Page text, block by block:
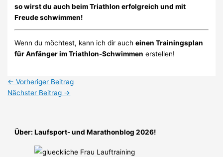
so wirst du auch beim Triathlon erfolgreich und mit
Freude schwimmen!
Wenn du möchtest, kann ich dir aucheinen Trainingsplan
für Anfänger im Triathlon-Schwimmen erstellen!
← Vorheriger Beitrag
Nächster Beitrag →
Über: Laufsport- und Marathonblog 2026!